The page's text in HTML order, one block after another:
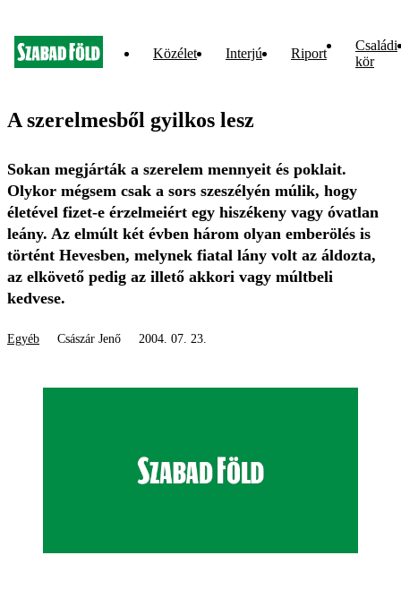
Közélet Interjú Riport
Családi
kör
A szerelmesből gyilkos lesz
Sokan megjárták a szerelem mennyeit és poklait.
Olykor mégsem csak a sors szeszélyén múlik, hogy
életével fizet-e érzelmeiért egy hiszékeny vagy óvatlan
leány. Az elmúlt két évben három olyan emberölés is
történt Hevesben, melynek fiatal lány volt az áldozta,
az elkövető pedig az illető akkori vagy múltbeli
kedvese.
Egyéb Császár Jenő 2004. 07. 23.